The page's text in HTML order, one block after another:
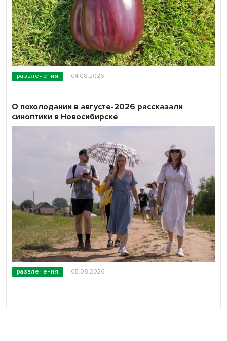
развлечения 04.08.2026
развлечения 05.08.2026
О похолодании в августе-2026 рассказали
синоптики в Новосибирске